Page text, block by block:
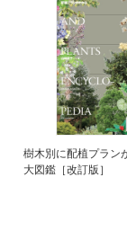
樹木別に配植プラン
大図鑑［改訂版］